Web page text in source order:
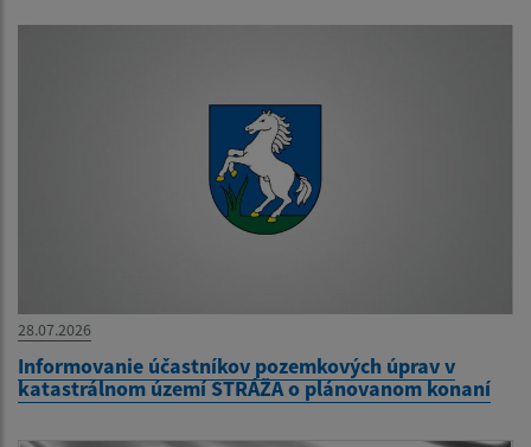
28.07.2026
Informovanie účastníkov pozemkových úprav v
katastrálnom území STRÁŽA o plánovanom konaní